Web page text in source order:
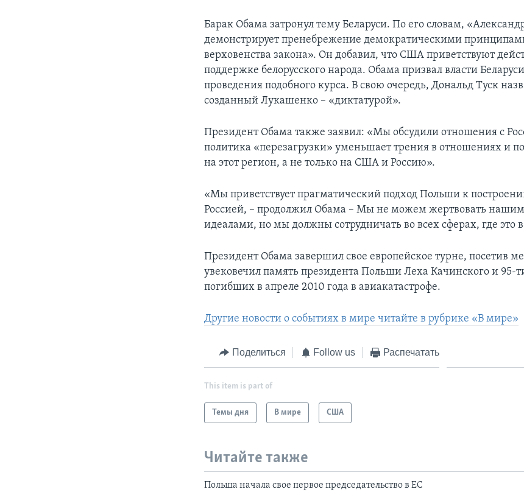
Барак Обама затронул тему Беларуси. По его словам,
демонстрирует пренебрежение демократическими
верховенства закона». Он добавил, что США приветствуют
поддержке белорусского народа. Обама призвал власти Беларуси
проведения подобного курса. В свою очередь, Дональд Туск
созданный Лукашенко – «диктатурой».
Президент Обама также заявил: «Мы обсудили отношения с
политика «перезагрузки» уменьшает трения в отношениях и
на этот регион, а не только на США и Россию».
«Мы приветствует прагматический подход Польши к
Россией, – продолжил Обама – Мы не можем жертвовать
идеалами, но мы должны сотрудничать во всех сферах, где это
Президент Обама завершил свое европейское турне, посетив
увековечил память президента Польши Леха Качинского и 95-
погибших в апреле 2010 года в авиакатастрофе.
Другие новости о событиях в мире читайте в рубрике «В мире»
Поделиться Follow us Распечатать
This item is part of
Темы дня В мире США
Читайте также
Польша начала свое первое председательство в ЕС